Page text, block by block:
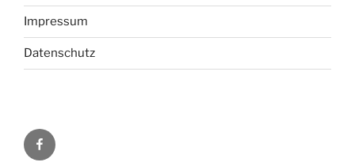
Impressum
Datenschutz
Facebook